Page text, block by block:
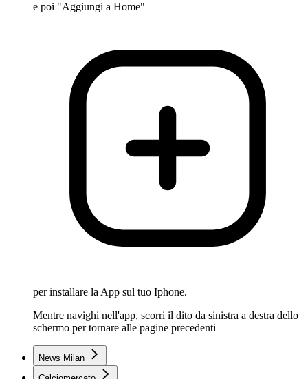
e poi "Aggiungi a Home"
per installare la App sul tuo Iphone.
Mentre navighi nell'app, scorri il dito da sinistra a destra dello
schermo per tornare alle pagine precedenti
News Milan